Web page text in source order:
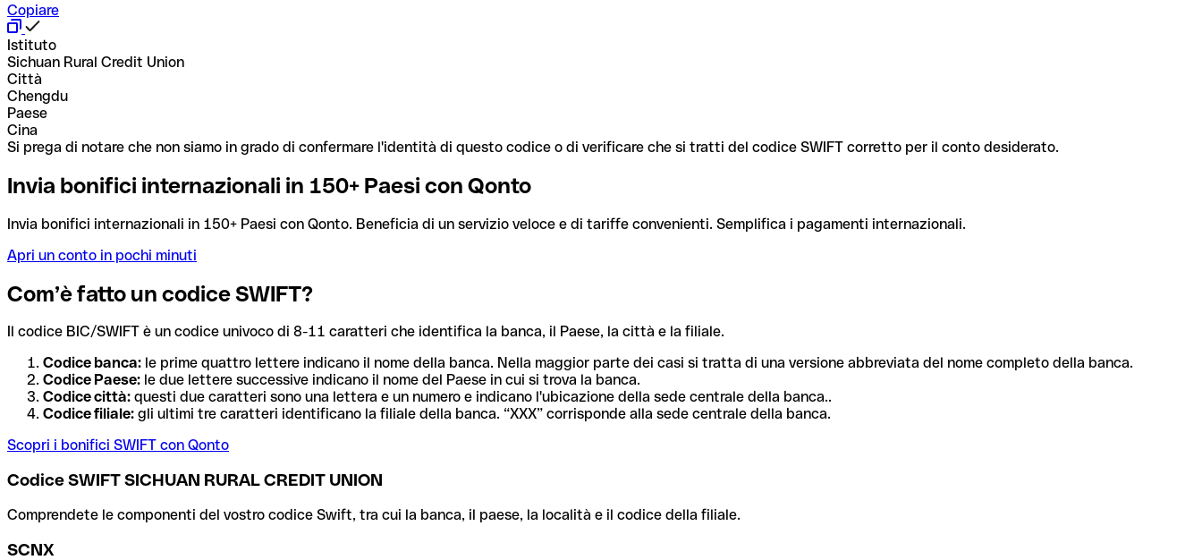
Copiare
Istituto
Sichuan Rural Credit Union
Città
Chengdu
Paese
Cina
Si prega di notare che non siamo in grado di confermare l'identità di questo codice o di verificare che si tratti del codice SWIFT corretto per il conto desiderato.
Invia bonifici internazionali in 150+ Paesi con Qonto
Invia bonifici internazionali in 150+ Paesi con Qonto. Beneficia di un servizio veloce e di tariffe convenienti. Semplifica i pagamenti internazionali.
Apri un conto in pochi minuti
Com’è fatto un codice SWIFT?
Il codice BIC/SWIFT è un codice univoco di 8-11 caratteri che identifica la banca, il Paese, la città e la filiale.
Codice banca: le prime quattro lettere indicano il nome della banca. Nella maggior parte dei casi si tratta di una versione abbreviata del nome completo della banca.
Codice Paese: le due lettere successive indicano il nome del Paese in cui si trova la banca.
Codice città: questi due caratteri sono una lettera e un numero e indicano l'ubicazione della sede centrale della banca..
Codice filiale: gli ultimi tre caratteri identificano la filiale della banca. “XXX” corrisponde alla sede centrale della banca.
Scopri i bonifici SWIFT con Qonto
Codice SWIFT SICHUAN RURAL CREDIT UNION
Comprendete le componenti del vostro codice Swift, tra cui la banca, il paese, la località e il codice della filiale.
SCNX